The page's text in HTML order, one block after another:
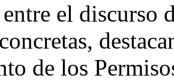
el discurso
de los